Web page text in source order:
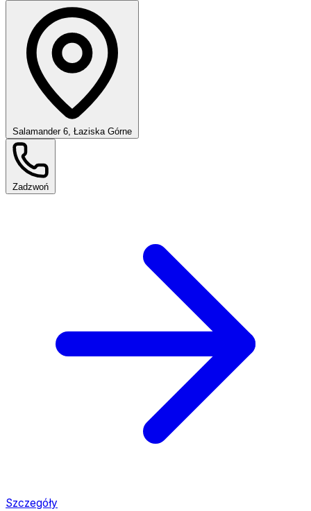
Salamander 6, Łaziska Górne
Zadzwoń
Szczegóły